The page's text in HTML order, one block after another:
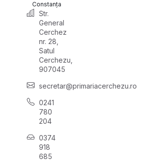
Constanța
Str.
General
Cerchez
nr. 28,
Satul
Cerchezu,
907045
secretar@primariacerchezu.ro
0241
780
204
0374
918
685